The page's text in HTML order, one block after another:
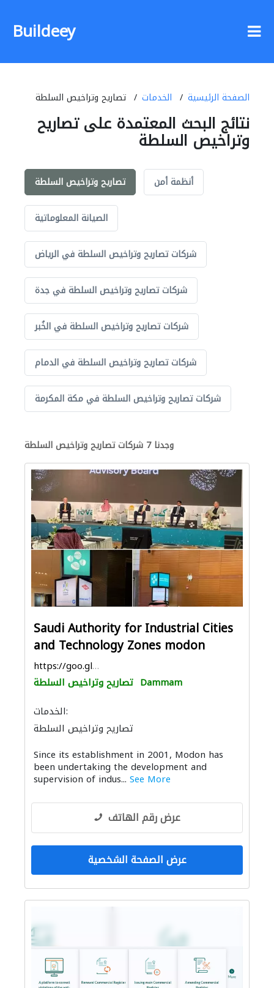
Buildeey
الصفحة الرئيسية الخدمات تصاريح وتراخيص السلطة
نتائج البحث المعتمدة على تصاريح
وتراخيص السلطة
تصاريح وتراخيص السلطة أنظمة أمن
الصيانة المعلوماتية
شركات تصاريح وتراخيص السلطة في الرياض
شركات تصاريح وتراخيص السلطة في جدة
شركات تصاريح وتراخيص السلطة في الخُبر
شركات تصاريح وتراخيص السلطة في الدمام
شركات تصاريح وتراخيص السلطة في مكة المكرمة
وجدنا 7 شركات تصاريح وتراخيص السلطة
Saudi Authority for Industrial Cities
and Technology Zones modon
https://goo.gl/maps/bd5fMteXm3dMKq6f6
تصاريح وتراخيص السلطة Dammam
الخدمات:
تصاريح وتراخيص السلطة
Since its establishment in 2001, Modon has
been undertaking the development and
supervision of indus... See More
عرض رقم الهاتف
عرض الصفحة الشخصية